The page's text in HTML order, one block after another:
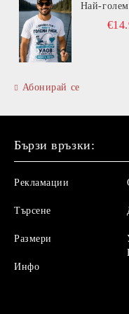
Най-
Абонирай се
Бързи връзки:
Рекламации
Търсене
Размери
Инфо